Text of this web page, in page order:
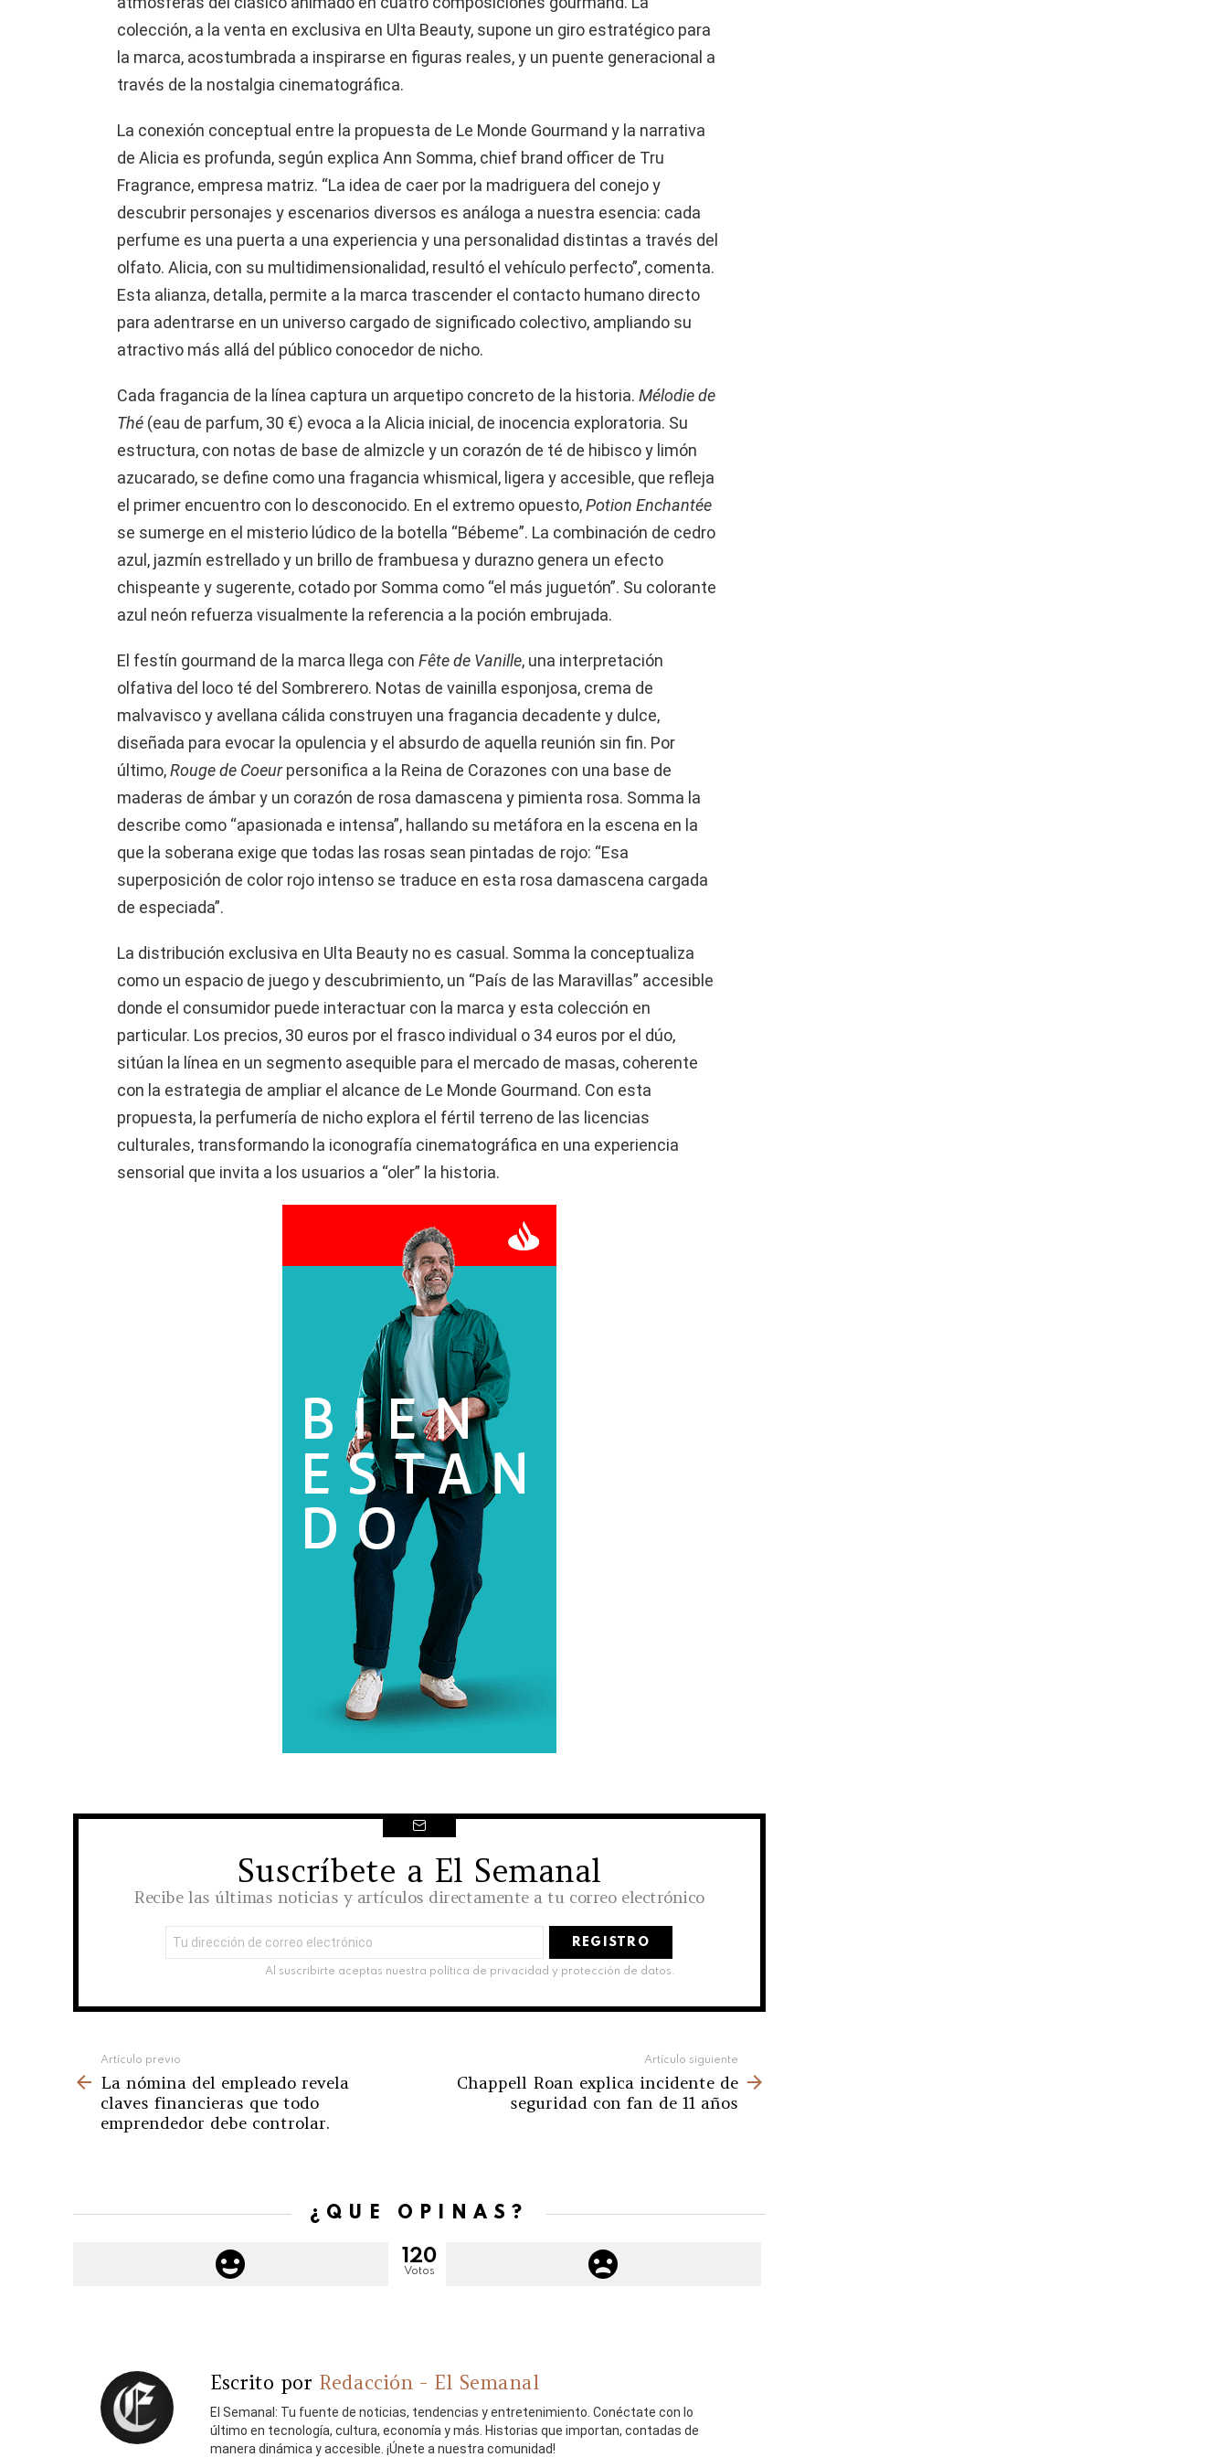
colección, a la venta en exclusiva en Ulta Beauty, supone un giro estratégico para
la marca, acostumbrada a inspirarse en figuras reales, y un puente generacional a
través de la nostalgia cinematográfica.
La conexión conceptual entre la propuesta de Le Monde Gourmand y la narrativa
de Alicia es profunda, según explica Ann Somma, chief brand officer de Tru
Fragrance, empresa matriz. “La idea de caer por la madriguera del conejo y
descubrir personajes y escenarios diversos es análoga a nuestra esencia: cada
perfume es una puerta a una experiencia y una personalidad distintas a través del
olfato. Alicia, con su multidimensionalidad, resultó el vehículo perfecto”, comenta.
Esta alianza, detalla, permite a la marca trascender el contacto humano directo
para adentrarse en un universo cargado de significado colectivo, ampliando su
atractivo más allá del público conocedor de nicho.
Cada fragancia de la línea captura un arquetipo concreto de la historia. Mélodie de
Thé(eau de parfum, 30 €) evoca a la Alicia inicial, de inocencia exploratoria. Su
estructura, con notas de base de almizcle y un corazón de té de hibisco y limón
azucarado, se define como una fragancia whismical, ligera y accesible, que refleja
el primer encuentro con lo desconocido. En el extremo opuesto,Potion Enchantée
se sumerge en el misterio lúdico de la botella “Bébeme”. La combinación de cedro
azul, jazmín estrellado y un brillo de frambuesa y durazno genera un efecto
chispeante y sugerente, cotado por Somma como “el más juguetón”. Su colorante
azul neón refuerza visualmente la referencia a la poción embrujada.
El festín gourmand de la marca llega con Fête de Vanille, una interpretación
olfativa del loco té del Sombrerero. Notas de vainilla esponjosa, crema de
malvavisco y avellana cálida construyen una fragancia decadente y dulce,
diseñada para evocar la opulencia y el absurdo de aquella reunión sin fin. Por
último,Rouge de Coeurpersonifica a la Reina de Corazones con una base de
maderas de ámbar y un corazón de rosa damascena y pimienta rosa. Somma la
describe como “apasionada e intensa”, hallando su metáfora en la escena en la
que la soberana exige que todas las rosas sean pintadas de rojo: “Esa
superposición de color rojo intenso se traduce en esta rosa damascena cargada
de especiada”.
La distribución exclusiva en Ulta Beauty no es casual. Somma la conceptualiza
como un espacio de juego y descubrimiento, un “País de las Maravillas” accesible
donde el consumidor puede interactuar con la marca y esta colección en
particular. Los precios, 30 euros por el frasco individual o 34 euros por el dúo,
sitúan la línea en un segmento asequible para el mercado de masas, coherente
con la estrategia de ampliar el alcance de Le Monde Gourmand. Con esta
propuesta, la perfumería de nicho explora el fértil terreno de las licencias
culturales, transformando la iconografía cinematográfica en una experiencia
sensorial que invita a los usuarios a “oler” la historia.
NEWSLETTERSuscríbete a El Semanal
Recibe las últimas noticias y artículos directamente a tu correo electrónico
de
correo
Al suscribirte aceptas nuestra política de privacidad y protección de datos.
more
Artículo previo
La nómina del empleado revela
claves financieras que todo
emprendedor debe controlar.
Artículo siguiente
Chappell Roan explica incidente de
seguridad con fan de 11 años
¿QUÉ OPINAS?
120
Votos
Escrito por Redacción - El Semanal
El Semanal: Tu fuente de noticias, tendencias y entretenimiento. Conéctate con lo
último en tecnología, cultura, economía y más. Historias que importan, contadas de
manera dinámica y accesible. ¡Únete a nuestra comunidad!